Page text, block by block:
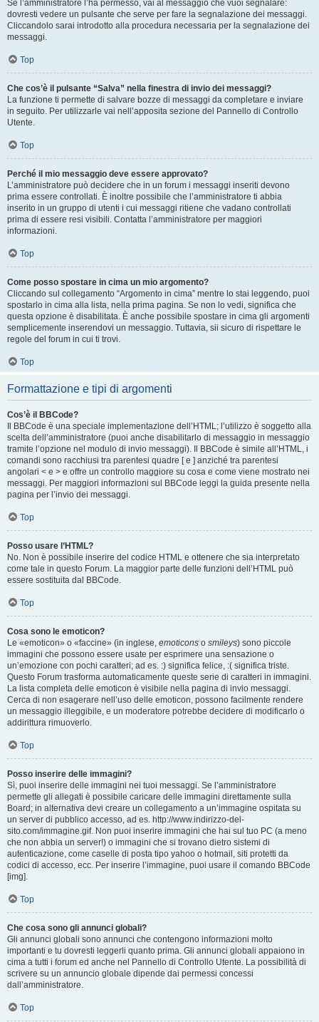
Se l’amministratore l’ha permesso, vai al messaggio che vuoi segnalare:
dovresti vedere un pulsante che serve per fare la segnalazione dei messaggi.
Cliccandolo sarai introdotto alla procedura necessaria per la segnalazione dei
messaggi.
Top
Che cos’è il pulsante “Salva” nella finestra di invio dei messaggi?
La funzione ti permette di salvare bozze di messaggi da completare e inviare
in seguito. Per utilizzarle vai nell’apposita sezione del Pannello di Controllo
Utente.
Top
Perché il mio messaggio deve essere approvato?
L’amministratore può decidere che in un forum i messaggi inseriti devono
prima essere controllati. È inoltre possibile che l’amministratore ti abbia
inserito in un gruppo di utenti i cui messaggi ritiene che vadano controllati
prima di essere resi visibili. Contatta l’amministratore per maggiori
informazioni.
Top
Come posso spostare in cima un mio argomento?
Cliccando sul collegamento “Argomento in cima” mentre lo stai leggendo, puoi
spostarlo in cima alla lista, nella prima pagina. Se non lo vedi, significa che
questa opzione è disabilitata. È anche possibile spostare in cima gli argomenti
semplicemente inserendovi un messaggio. Tuttavia, sii sicuro di rispettare le
regole del forum in cui ti trovi.
Top
Formattazione e tipi di argomenti
Cos’è il BBCode?
Il BBCode è una speciale implementazione dell’HTML; l’utilizzo è soggetto alla
scelta dell’amministratore (puoi anche disabilitarlo di messaggio in messaggio
tramite l’opzione nel modulo di invio messaggi). Il BBCode è simile all’HTML, i
comandi sono racchiusi tra parentesi quadre [ e ] anziché tra parentesi
angolari < e > e offre un controllo maggiore su cosa e come viene mostrato nei
messaggi. Per maggiori informazioni sul BBCode leggi la guida presente nella
pagina per l’invio dei messaggi.
Top
Posso usare l’HTML?
No. Non è possibile inserire del codice HTML e ottenere che sia interpretato
come tale in questo Forum. La maggior parte delle funzioni dell’HTML può
essere sostituita dal BBCode.
Top
Cosa sono le emoticon?
Le «emoticon» o «faccine» (in inglese, emoticons o smileys) sono piccole
immagini che possono essere usate per esprimere una sensazione o
un’emozione con pochi caratteri; ad es. :) significa felice, :( significa triste.
Questo Forum trasforma automaticamente queste serie di caratteri in immagini.
La lista completa delle emoticon è visibile nella pagina di invio messaggi.
Cerca di non esagerare nell’uso delle emoticon, possono facilmente rendere
un messaggio illeggibile, e un moderatore potrebbe decidere di modificarlo o
addirittura rimuoverlo.
Top
Posso inserire delle immagini?
Sì, puoi inserire delle immagini nei tuoi messaggi. Se l’amministratore
permette gli allegati è possibile caricare delle immagini direttamente sulla
Board; in alternativa devi creare un collegamento a un’immagine ospitata su
un server di pubblico accesso, ad es. http://www.indirizzo-del-
sito.com/immagine.gif. Non puoi inserire immagini che hai sul tuo PC (a meno
che non abbia un server!) o immagini che si trovano dietro sistemi di
autenticazione, come caselle di posta tipo yahoo o hotmail, siti protetti da
codici di accesso, ecc. Per inserire l’immagine, puoi usare il comando BBCode
[img].
Top
Che cosa sono gli annunci globali?
Gli annunci globali sono annunci che contengono informazioni molto
importanti e tu dovresti leggerli quanto prima. Gli annunci globali appaiono in
cima a tutti i forum ed anche nel Pannello di Controllo Utente. La possibilità di
scrivere su un annuncio globale dipende dai permessi concessi
dall’amministratore.
Top